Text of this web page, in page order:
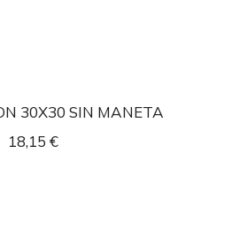
30X30 SIN MANETA
18,15 €